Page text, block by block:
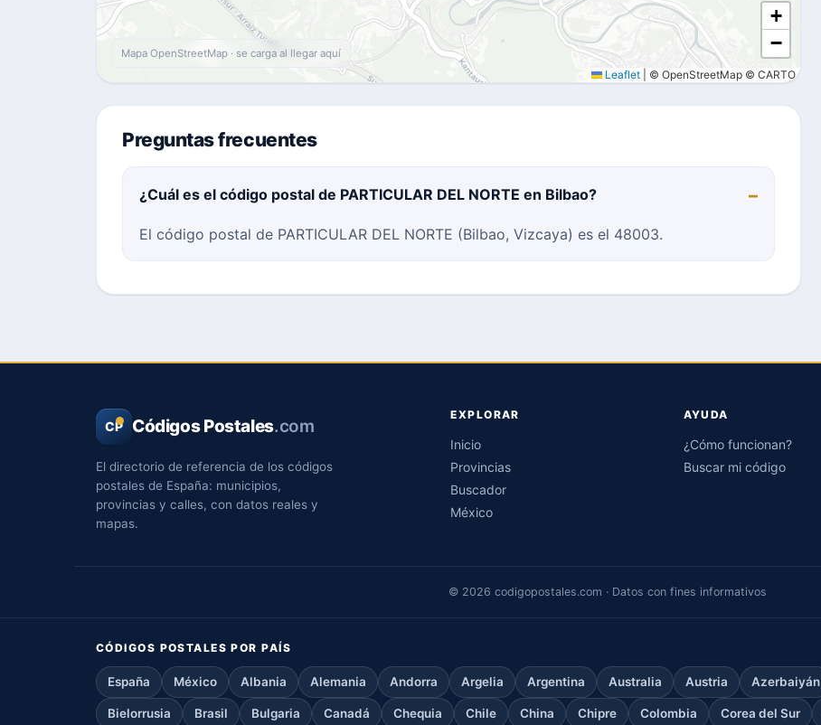
+
−
Leaflet © OpenStreetMap © CARTO
Mapa OpenStreetMap · se carga al llegar aquí
Preguntas frecuentes
¿Cuál es el código postal de PARTICULAR DEL NORTE en Bilbao?
El código postal de PARTICULAR DEL NORTE (Bilbao, Vizcaya) es el 48003.
CP Códigos Postales.com
El directorio de referencia de los códigos
postales de España: municipios,
provincias y calles, con datos reales y
mapas.
EXPLORAR
Inicio
Provincias
Buscador
México
AYUDA
¿Cómo funcionan?
Buscar mi código
© 2026 codigopostales.com · Datos con fines informativos
CÓDIGOS POSTALES POR PAÍS
España México Albania Alemania Andorra Argelia Argentina Australia Austria Azerbaiyán
Bielorrusia Brasil Bulgaria Canadá Chequia Chile China Chipre Colombia Corea del Sur